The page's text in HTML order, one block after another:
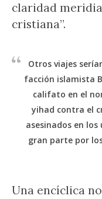
claridad
cristiana”.
Otros viajes
facción islamista
califato en el
yihad contra el
asesinados en
gran parte por
Una encíclica